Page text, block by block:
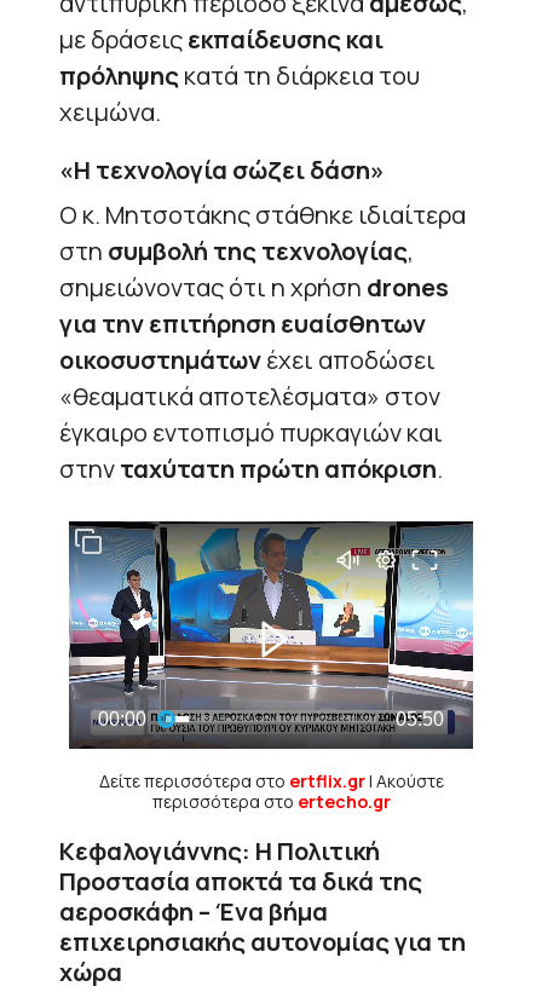
με δράσειςεκπαίδευσης και
πρόληψηςκατά τη διάρκεια του
χειμώνα.
«Η τεχνολογία σώζει δάση»
Ο κ. Μητσοτάκης στάθηκε ιδιαίτερα
στη συμβολή της τεχνολογίας,
σημειώνοντας ότι η χρήση drones
για την επιτήρηση ευαίσθητων
οικοσυστημάτωνέχει αποδώσει
«θεαματικά αποτελέσματα» στον
έγκαιρο εντοπισμό πυρκαγιών και
στηνταχύτατη πρώτη απόκριση.
Δείτε περισσότερα στο ertflix.gr| Ακούστε
περισσότερα στο ertecho.gr
Κεφαλογιάννης: Η Πολιτική
Προστασία αποκτά τα δικά της
αεροσκάφη – Ένα βήμα
επιχειρησιακής αυτονομίας για τη
χώρα